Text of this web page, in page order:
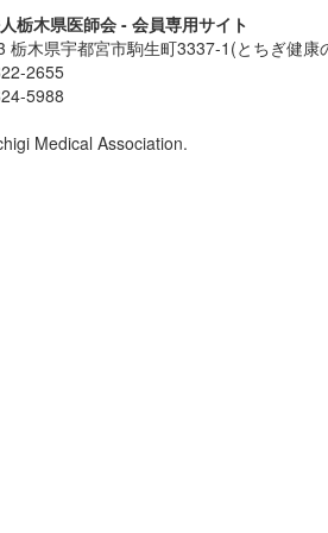
栃木県医師会 - 会員専用サイト
栃木県宇都宮市駒生町3337-1(とちぎ健康
2655
5988
Medical Association.